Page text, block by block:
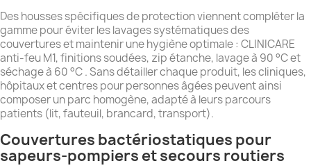
Des housses spécifiques de protection viennent compléter la
gamme pour éviter les lavages systématiques des
couvertures et maintenir une hygiène optimale : CLINICARE
anti-feu M1, finitions soudées, zip étanche, lavage à 90 °C et
séchage à 60 °C . Sans détailler chaque produit, les cliniques,
hôpitaux et centres pour personnes âgées peuvent ainsi
composer un parc homogène, adapté à leurs parcours
patients (lit, fauteuil, brancard, transport).
Couvertures bactériostatiques pour
sapeurs-pompiers et secours routiers